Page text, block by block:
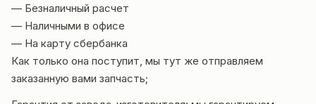
— Безналичный расчет
— Наличными в офисе
— На карту сбербанка
Как только она поступит, мы тут же отправляем
заказанную вами запчасть;